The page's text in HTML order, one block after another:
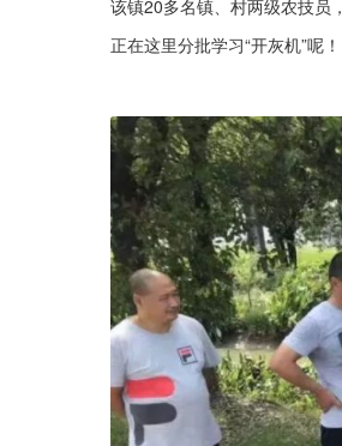
该镇20多名镇、村两级农技员，
正在这里分批学习“开灰机”呢！